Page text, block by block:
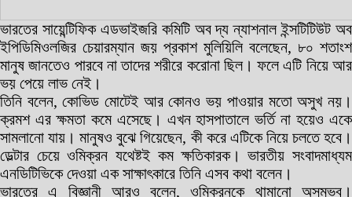
ভারতের সায়েন্টিফিক এডভাইজরি কমিটি অব দ্য ন্যাশনাল ইন্সটিটিউট অব
ইপিডিমিওলজির চেয়ারম্যান জয় প্রকাশ মুলিয়িলি বলেছেন, ৮০ শতাংশ
মানুষ জানতেও পারবে না তাদের শরীরে করোনা ছিল। ফলে এটি নিয়ে আর
ভয় পেয়ে লাভ নেই।
তিনি বলেন, কোভিড মোটেই আর কোনও ভয় পাওয়ার মতো অসুখ নয়।
ক্রমশ এর ক্ষমতা কমে এসেছে। এখন হাসপাতালে ভর্তি না হয়েও একে
সামলানো যায়। মানুষও বুঝে গিয়েছেন, কী করে এটিকে নিয়ে চলতে হবে।
ডেল্টার চেয়ে ওমিক্রন যথেষ্টই কম ক্ষতিকারক। ভারতীয় সংবাদমাধ্যম
এনডিটিভিকে দেওয়া এক সাক্ষাৎকারে তিনি এসব কথা বলেন।
ভারতের এ বিজ্ঞানী আরও বলেন, ওমিক্রনকে থামানো অসম্ভব।